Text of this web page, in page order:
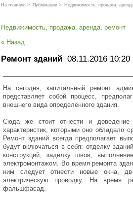
На главную > Публикации > Недвижимость, продажа,
Недвижимость, продажа, аренда, ремонт
« Назад
Ремонт зданий 08.11.2016 10:20
На сегодня, капитальный ремонт
представляет собой процесс,
внешнего вида определённого здания.
Сюда же стоит отнести и доведение
характеристик, которыми оно обладало
Ремонт зданий всегда предполагает
будут включаться в себя: отделку
конструкций, заделку швов,
электромонтажом. Во время ремонта
ним следует отнести новые окна,
электрическую проводку. На время
фальшфасад.